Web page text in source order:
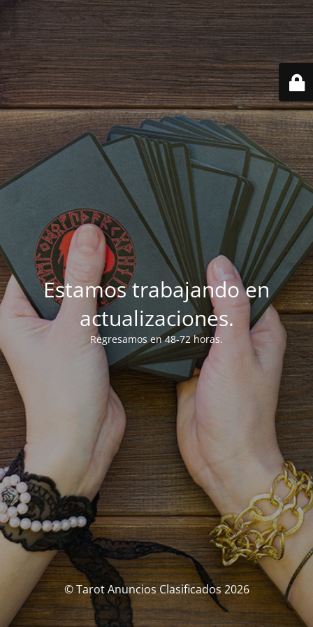
Estamos trabajando en
actualizaciones.
Regresamos en 48-72 horas.
© Tarot Anuncios Clasificados 2026